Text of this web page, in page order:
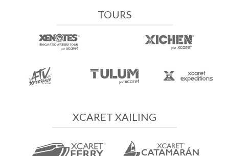
TOURS
XCARET XAILING